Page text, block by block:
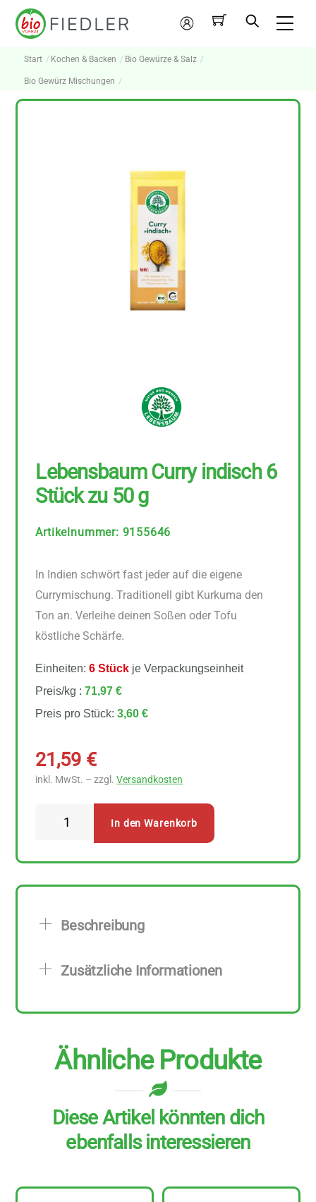
Skip
Mein
Konto
Start Kochen & Backen Bio Gewürze & Salz
Bio Gewürz Mischungen
Lebensbaum Curry indisch 6
Stück zu 50 g
Artikelnummer: 9155646
In Indien schwört fast jeder auf die eigene
Currymischung. Traditionell gibt Kurkuma den
Ton an. Verleihe deinen Soßen oder Tofu
köstliche Schärfe.
Einheiten:6 Stück je Verpackungseinheit
Preis/kg :71,97 €
Preis pro Stück:3,60 €
21,59 €
inkl. MwSt. – zzgl.Versandkosten
zu
Menge
In den Warenkorb
Beschreibung
Zusätzliche Informationen
Ähnliche Produkte
Diese Artikel könnten dich
ebenfalls interessieren